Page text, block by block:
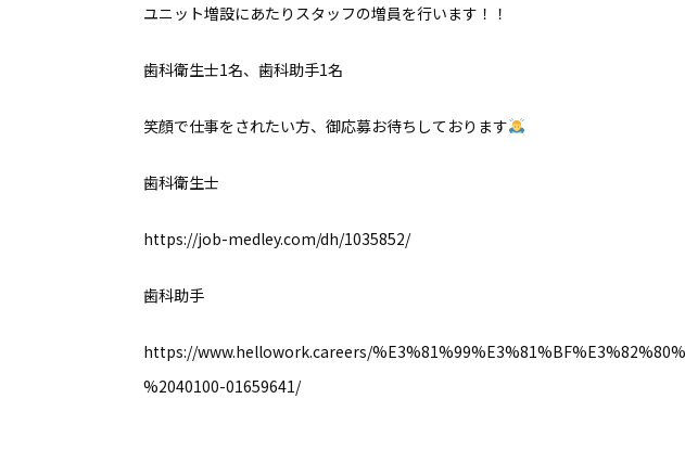
ユニット増設にあたりスタッフの増員を行います！！
歯科衛生士1名、歯科助手1名
笑顔で仕事をされたい方、御応募お待ちしております
歯科衛生士
https://job-medley.com/dh/1035852/
歯科助手
https://www.hellowork.careers/
%2040100-01659641/